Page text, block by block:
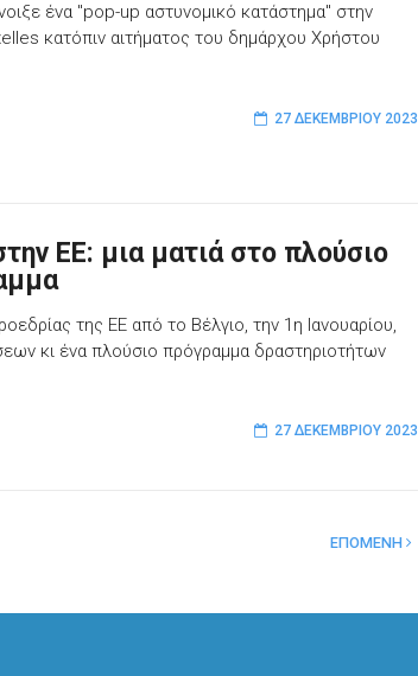
ένα "pop-up αστυνομικό κατάστημα" στην
κατόπιν αιτήματος του δημάρχου Χρήστου
27 ΔΕΚΕΜΒΡΊΟΥ 2023
ΕΕ: μια ματιά στο πλούσιο
της ΕΕ από το Βέλγιο, την 1η Ιανουαρίου,
κι ένα πλούσιο πρόγραμμα δραστηριοτήτων
27 ΔΕΚΕΜΒΡΊΟΥ 2023
ΕΠΟΜΕΝΗ